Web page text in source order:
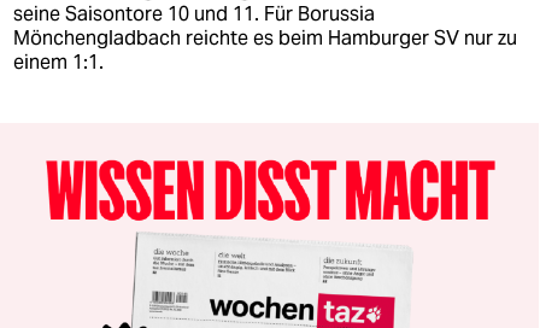
seine Saisontore 10 und 11. Für Borussia
Mönchengladbach reichte es beim Hamburger SV nur zu
einem 1:1.